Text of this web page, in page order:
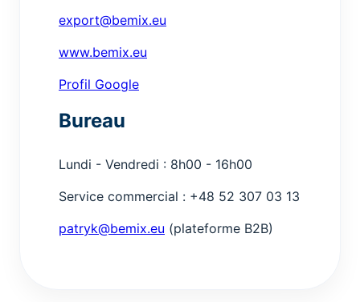
export@bemix.eu
www.bemix.eu
Profil Google
Bureau
Lundi - Vendredi : 8h00 - 16h00
Service commercial : +48 52 307 03 13
patryk@bemix.eu (plateforme B2B)